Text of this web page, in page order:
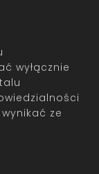
wyłącznie
ze